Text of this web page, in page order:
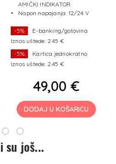
AMIČKI INDIKATOR
Napon napajanja: 12/24 V
-5%
E-banking/gotovina
Iznos uštede: 2.45 €
-5%
Kartica jednokratno
Iznos uštede: 2.45 €
49,00 €
DODAJ U KOŠARICU
su još...